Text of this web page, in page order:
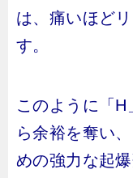
は、痛いほど
す。
このように「
ら余裕を奪い
めの強力な起爆